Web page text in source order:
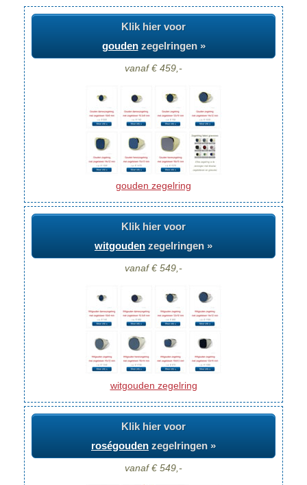
Klik hier voor
goudenzegelringen »
vanaf € 459,-
gouden zegelring
Klik hier voor
witgouden zegelringen »
vanaf € 549,-
witgouden zegelring
Klik hier voor
roségouden zegelringen »
vanaf € 549,-